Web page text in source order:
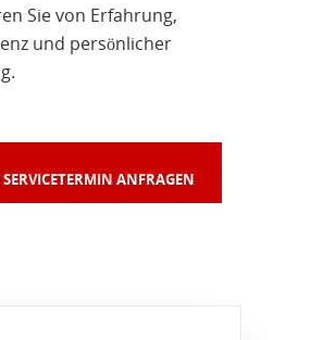
Sie von Erfahrung,
und persönlicher
SERVICETERMIN ANFRAGEN